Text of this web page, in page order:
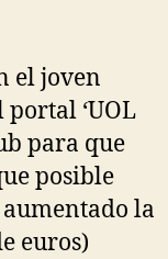
el joven
‘UOL
para que
posible
la
euros)